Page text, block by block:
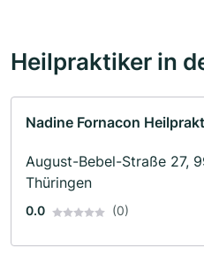
Heilpraktiker in
Nadine Fornacon
August-Bebel-Straße 27,
Thüringen
0.0 (0)